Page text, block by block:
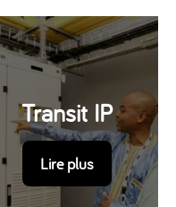
Transit IP
Lire plus